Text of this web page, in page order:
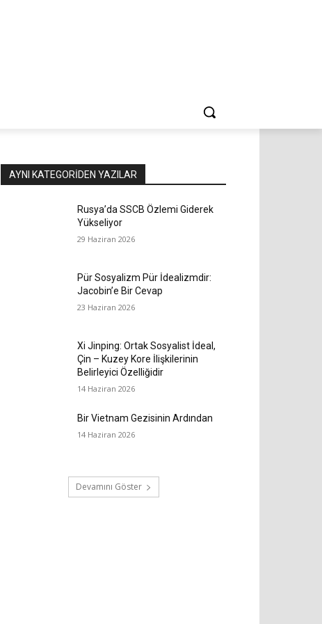
AYNI KATEGORIDEN YAZILAR
Rusya’da SSCB Özlemi Giderek
Yükseliyor
29 Haziran 2026
Pür Sosyalizm Pür İdealizmdir:
Jacobin’e Bir Cevap
23 Haziran 2026
Xi Jinping: Ortak Sosyalist İdeal,
Çin – Kuzey Kore İlişkilerinin
Belirleyici Özelliğidir
14 Haziran 2026
Bir Vietnam Gezisinin Ardından
14 Haziran 2026
Devamını Göster